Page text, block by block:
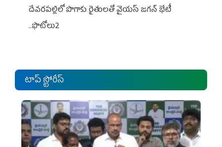
దేవరపల్లిలో పొగాకు రైతులతో వైయస్ జగన్ భేటీ
..ఫొటోలు2
టాప్ స్టోరీస్